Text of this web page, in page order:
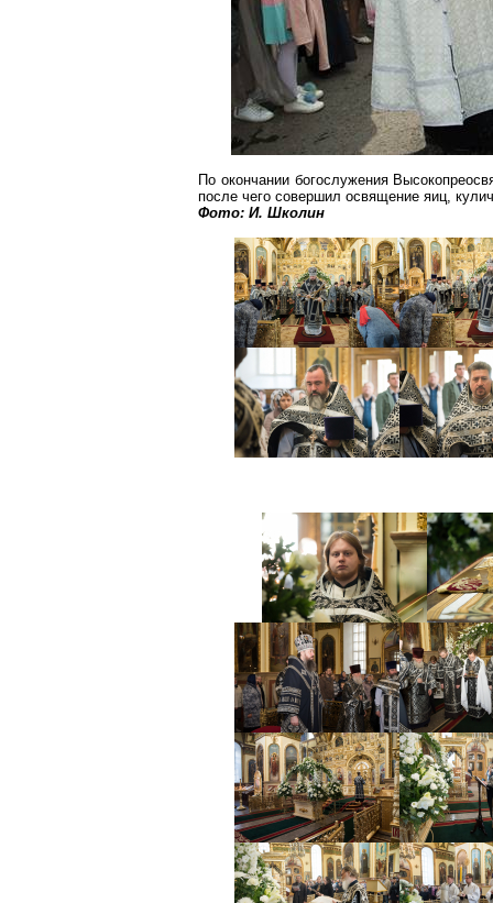
По окончании богослужения
после чего совершил освящение яиц,
Фото: И. Школин